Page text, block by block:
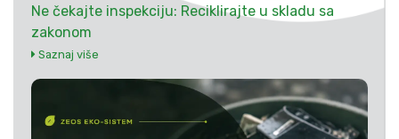
Ne čekajte inspekciju: Reciklirajte u skladu sa
zakonom
Saznaj više